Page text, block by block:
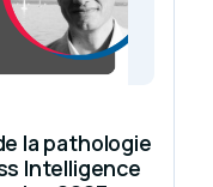
la pathologie
Intelligence